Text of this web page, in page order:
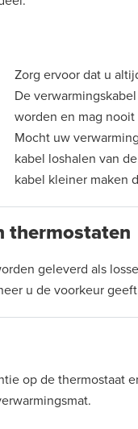
Zorg ervoor dat u
De
worden en mag
Mocht uw
kabel loshalen van
kabel kleiner maken
thermostaten
geleverd als
u de voorkeur
op de thermostaat